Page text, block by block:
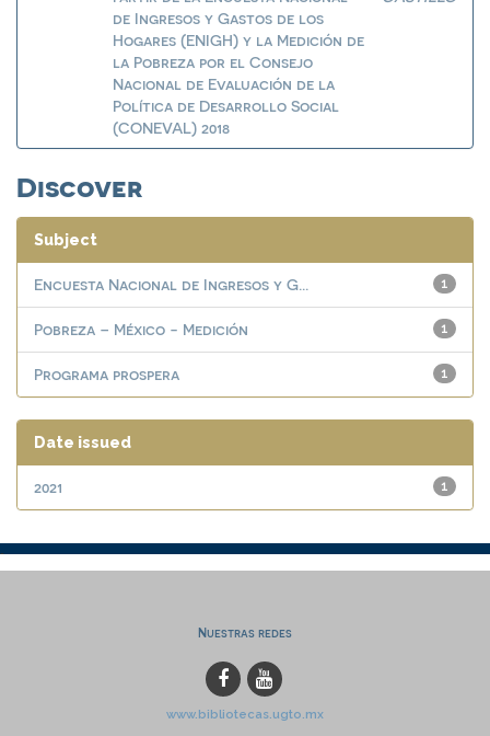
de Ingresos y Gastos de los
Hogares (ENIGH) y la Medición de
la Pobreza por el Consejo
Nacional de Evaluación de la
Política de Desarrollo Social
(CONEVAL) 2018
Discover
Subject
1
Encuesta Nacional de Ingresos y G...
1
Pobreza – México - Medición
1
Programa prospera
Date issued
1
2021
Nuestras redes
www.bibliotecas.ugto.mx